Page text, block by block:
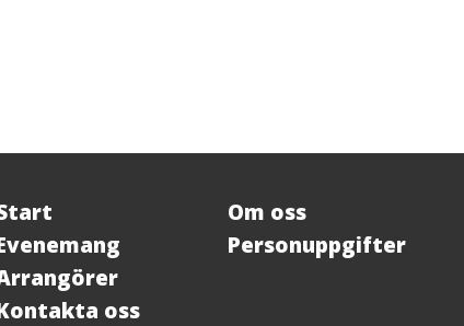
oss
Om oss
Personuppgifter